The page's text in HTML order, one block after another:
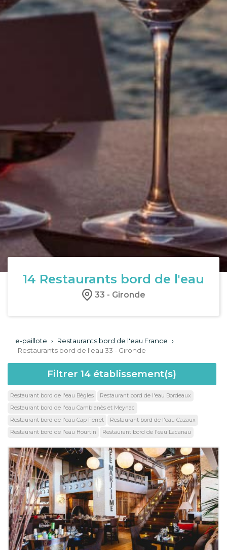
14 Restaurants bord de l'eau
33 - Gironde
e-paillote › Restaurants bord de l'eau France ›
Restaurants bord de l'eau 33 - Gironde
Filtrer14 établissement(s)
Restaurant bord de l'eau Bègles
Restaurant bord de l'eau Bordeaux
Restaurant bord de l'eau Camblanès et Meynac
Restaurant bord de l'eau Cap Ferret
Restaurant bord de l'eau Cazaux
Restaurant bord de l'eau Hourtin
Restaurant bord de l'eau Lacanau